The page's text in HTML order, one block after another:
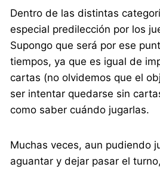
Dentro de las distintas
especial predilección por los
Supongo que será por ese
tiempos, ya que es igual de
cartas (no olvidemos que el
ser intentar quedarse sin
como saber cuándo jugarlas.
Muchas veces, aun pudiendo
aguantar y dejar pasar el